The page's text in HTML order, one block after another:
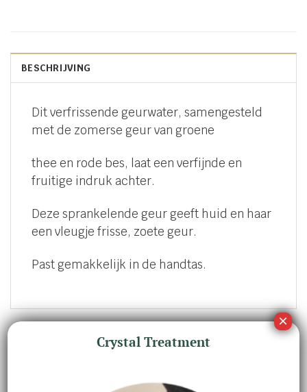
BESCHRIJVING
Dit verfrissende geurwater, samengesteld
met de zomerse geur van groene
thee en rode bes, laat een verfijnde en
fruitige indruk achter.
Deze sprankelende geur geeft huid en haar
een vleugje frisse, zoete geur.
Past gemakkelijk in de handtas.
GERELATEERDE PRODUCTEN
Crystal Treatment